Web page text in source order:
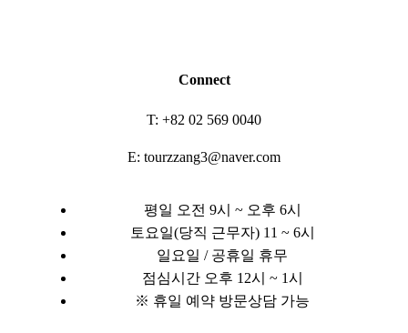
Connect
T: +82 02 569 0040
E: tourzzang3@naver.com
평일 오전 9시 ~ 오후 6시
토요일(당직 근무자) 11 ~ 6시
일요일 / 공휴일 휴무
점심시간 오후 12시 ~ 1시
※ 휴일 예약 방문상담 가능